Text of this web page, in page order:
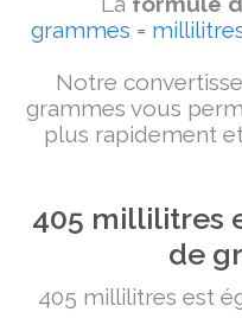
grammes =
Notre
grammes vous
plus rapidement
405 millilitres
de
405 millilitres est